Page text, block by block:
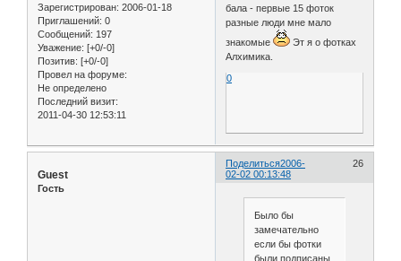
Зарегистрирован: 2006-01-18
Приглашений: 0
Сообщений: 197
Уважение: [+0/-0]
Позитив: [+0/-0]
Провел на форуме:
Не определено
Последний визит:
2011-04-30 12:53:11
бала - первые 15 фоток
разные люди мне мало
знакомые
Эт я о фотках
Алхимика.
0
Поделиться 26
2006-
02-02 00:13:48
Guest
Гость
Было бы
замечательно
если бы фотки
были подписаны